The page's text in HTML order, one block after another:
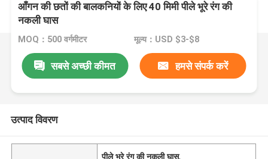
आँगन की छतों की बालकनियों के लिए 40 मिमी पीले भूरे रंग की
नकली घास
MOQ：500 वर्गमीटर मूल्य：USD $3-$8
सबसे अच्छी कीमत हमसे संपर्क करें
उत्पाद विवरण
पीले भूरे रंग की नकली घास,